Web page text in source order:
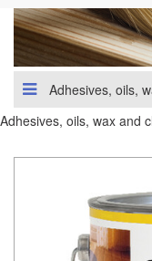
Adhesives, oils,
Adhesives, oils, wax and